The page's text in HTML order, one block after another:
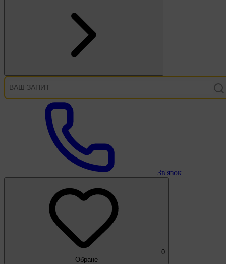
Зв'язок
0
Обране